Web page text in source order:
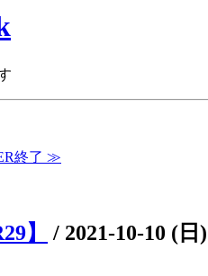
終了 ≫
】 / 2021-10-10 (日)